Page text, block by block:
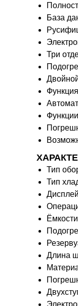
База
Три
Тип
Тип
Длина